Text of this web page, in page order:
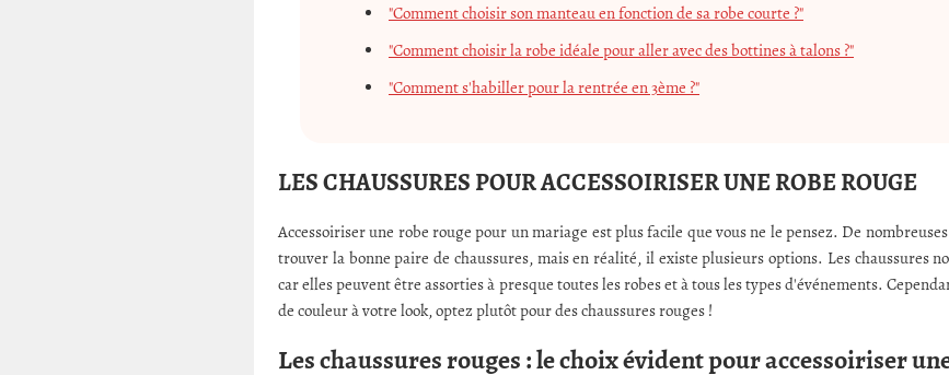
"Comment choisir son manteau en fonction de sa robe courte ?"
"Comment choisir la robe idéale pour aller avec des bottines à talons ?"
"Comment s'habiller pour la rentrée en 3ème ?"
LES CHAUSSURES POUR ACCESSOIRISER UNE ROBE ROUGE
Accessoiriser une robe rouge pour un mariage est plus facile que vous ne le pensez. De
trouver la bonne paire de chaussures, mais en réalité, il existe plusieurs options. Les chaussures
car elles peuvent être assorties à presque toutes les robes et à tous les types d'événements.
de couleur à votre look, optez plutôt pour des chaussures rouges !
Les chaussures rouges : le choix évident pour accessoiriser